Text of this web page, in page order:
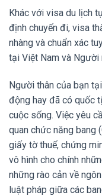
Khác với visa du lịch
định chuyến đi, visa
nhàng và chuẩn xác
tại Việt Nam và Người
Người thân của bạn
động hay đã có quốc
cuộc sống. Việc yêu
quan chức năng bang
giấy tờ thuế, chứng
vô hình cho chính
những rào cản về
luật pháp giữa các